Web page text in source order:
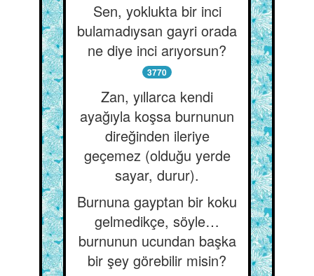
Sen, yoklukta bir inci
bulamadıysan gayri orada
ne diye inci arıyorsun?
3770
Zan, yıllarca kendi
ayağıyla koşsa burnunun
direğinden ileriye
geçemez (olduğu yerde
sayar, durur).
Burnuna gayptan bir koku
gelmedikçe, söyle…
burnunun ucundan başka
bir şey görebilir misin?